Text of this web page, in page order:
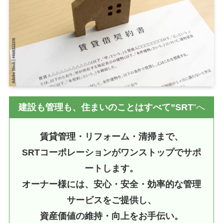
建設も管理も、住まいのことはすべて”SRT”へ
賃貸管理・リフォーム・清掃まで、
SRTコーポレーションがワンストップでサポ
ートします。
オーナー様には、安心・安全・効率的な管理
サービスをご提供し、
資産価値の維持・向上をお手伝い。